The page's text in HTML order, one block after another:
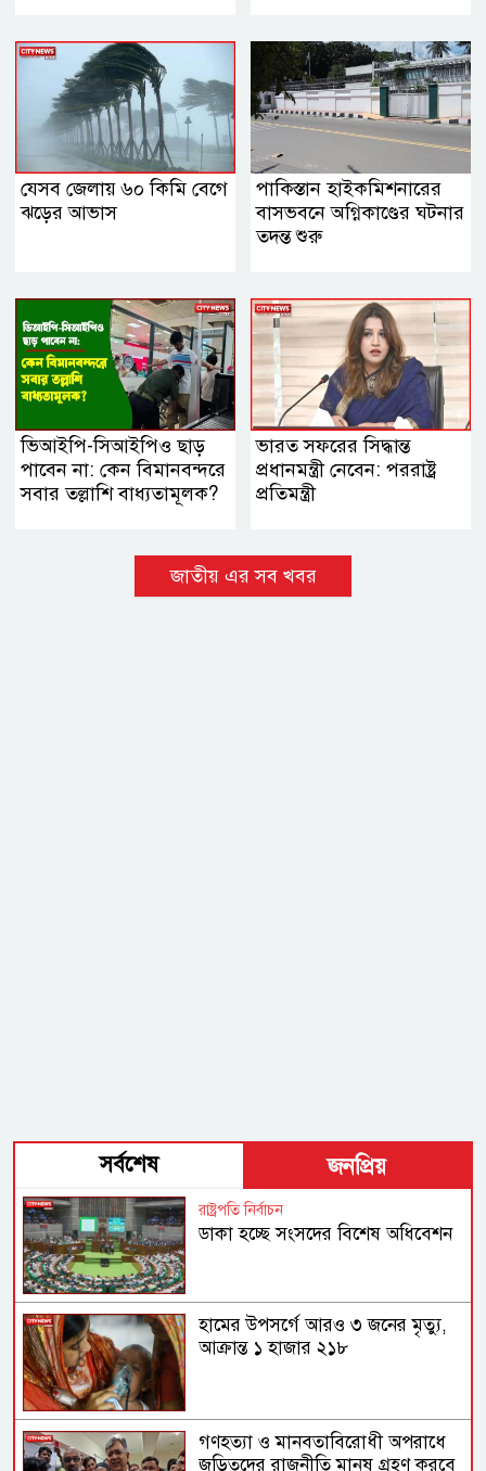
যেসব জেলায় ৬০ কিমি বেগে
ঝড়ের আভাস
পাকিস্তান হাইকমিশনারের
বাসভবনে অগ্নিকাণ্ডের ঘটনার
তদন্ত শুরু
ভিআইপি-সিআইপিও ছাড়
পাবেন না: কেন বিমানবন্দরে
সবার তল্লাশি বাধ্যতামূলক?
ভারত সফরের সিদ্ধান্ত
প্রধানমন্ত্রী নেবেন: পররাষ্ট্র
প্রতিমন্ত্রী
জাতীয় এর সব খবর
সর্বশেষ জনপ্রিয়
রাষ্ট্রপতি নির্বাচন
ডাকা হচ্ছে সংসদের বিশেষ অধিবেশন
হামের উপসর্গে আরও ৩ জনের মৃত্যু,
আক্রান্ত ১ হাজার ২১৮
গণহত্যা ও মানবতাবিরোধী অপরাধে
জড়িতদের রাজনীতি মানুষ গ্রহণ করবে